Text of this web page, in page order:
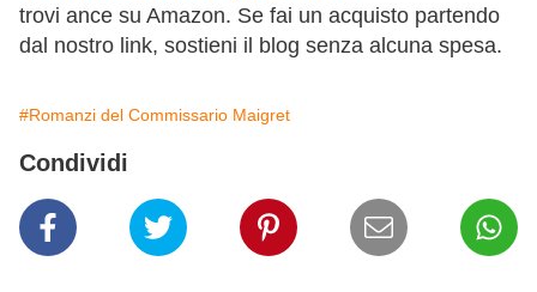
trovi ance su Amazon. Se fai un acquisto partendo
dal nostro link, sostieni il blog senza alcuna spesa.
#Romanzi del Commissario Maigret
Condividi